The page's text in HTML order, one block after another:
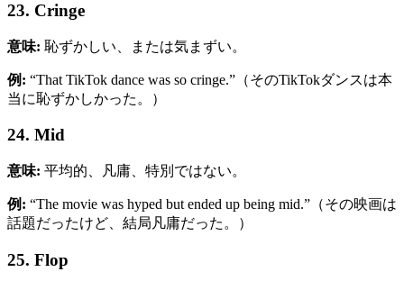
23. Cringe
意味: 恥ずかしい、または気まずい。
例: “That TikTok dance was so cringe.”（そのTikTokダンスは本
当に恥ずかしかった。）
24. Mid
意味: 平均的、凡庸、特別ではない。
例: “The movie was hyped but ended up being mid.”（その映画は
話題だったけど、結局凡庸だった。）
25. Flop